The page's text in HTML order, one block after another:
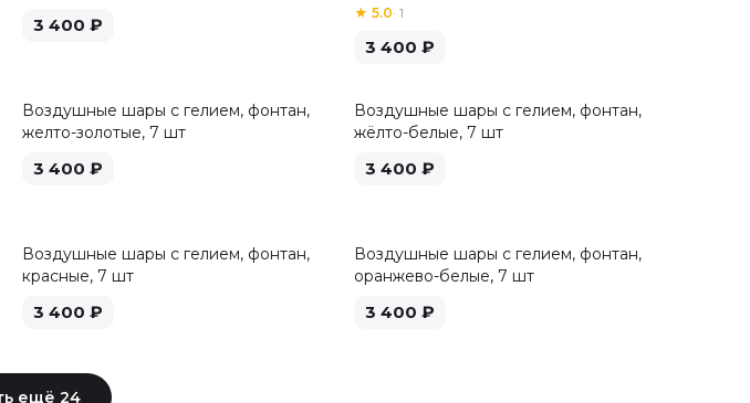
3 400 ₽
★ 5.0· 1
3 400 ₽
Воздушные шары с гелием, фонтан,
желто-золотые, 7 шт
3 400 ₽
Воздушные шары с гелием, фонтан,
жёлто-белые, 7 шт
3 400 ₽
Воздушные шары с гелием, фонтан,
красные, 7 шт
3 400 ₽
Воздушные шары с гелием, фонтан,
оранжево-белые, 7 шт
3 400 ₽
ещё 24